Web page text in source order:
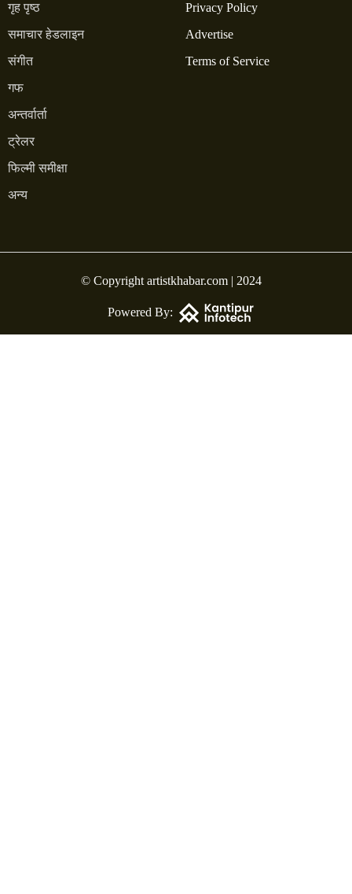
गृह पृष्ठ
समाचार हेडलाइन
संगीत
गफ
अन्तर्वार्ता
ट्रेलर
फिल्मी समीक्षा
अन्य
Privacy Policy
Advertise
Terms of Service
© Copyright artistkhabar.com | 2024
Powered By: